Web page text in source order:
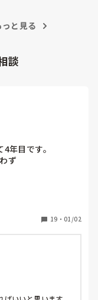
きる環境を整える
ら測定する
で行う
際は仲立ちしたり
などして頂いた方が
っと見る
談
年目です。
ず
いう先生がほとん
19 ・ 01/02